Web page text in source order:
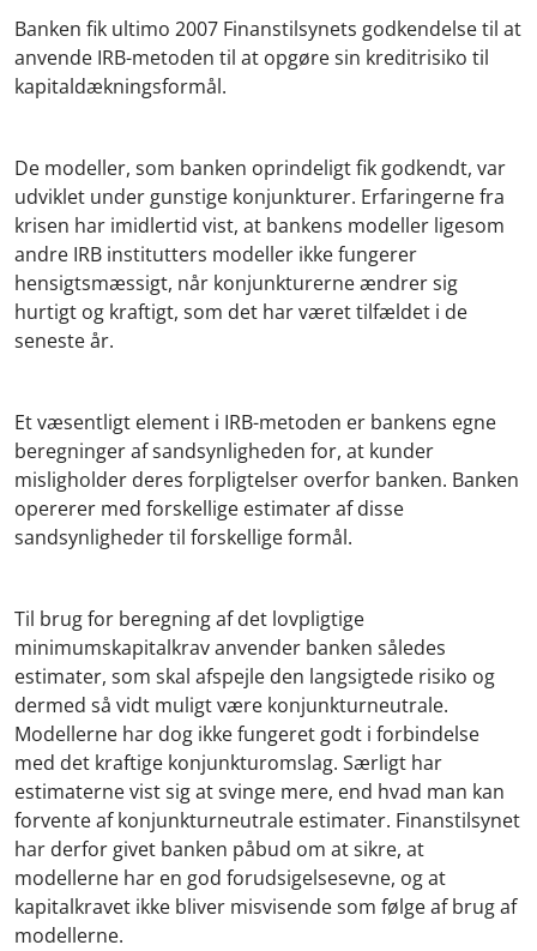
Banken fik ultimo 2007 Finanstilsynets godkendelse til at
anvende IRB-metoden til at opgøre sin kreditrisiko til
kapitaldækningsformål.
De modeller, som banken oprindeligt fik godkendt, var
udviklet under gunstige konjunkturer. Erfaringerne fra
krisen har imidlertid vist, at bankens modeller ligesom
andre IRB institutters modeller ikke fungerer
hensigtsmæssigt, når konjunkturerne ændrer sig
hurtigt og kraftigt, som det har været tilfældet i de
seneste år.
Et væsentligt element i IRB-metoden er bankens egne
beregninger af sandsynligheden for, at kunder
misligholder deres forpligtelser overfor banken. Banken
opererer med forskellige estimater af disse
sandsynligheder til forskellige formål.
Til brug for beregning af det lovpligtige
minimumskapitalkrav anvender banken således
estimater, som skal afspejle den langsigtede risiko og
dermed så vidt muligt være konjunkturneutrale.
Modellerne har dog ikke fungeret godt i forbindelse
med det kraftige konjunkturomslag. Særligt har
estimaterne vist sig at svinge mere, end hvad man kan
forvente af konjunkturneutrale estimater. Finanstilsynet
har derfor givet banken påbud om at sikre, at
modellerne har en god forudsigelsesevne, og at
kapitalkravet ikke bliver misvisende som følge af brug af
modellerne.